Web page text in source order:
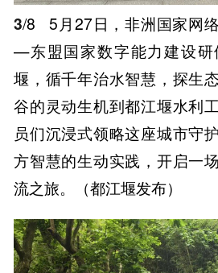
3/8
5月27日，非洲国家网
—东盟国家数字能力建设研
堰，循千年治水智慧，探生
谷的灵动生机到都江堰水利
员们沉浸式领略这座城市守
方智慧的生动实践，开启一
流之旅。（都江堰发布）